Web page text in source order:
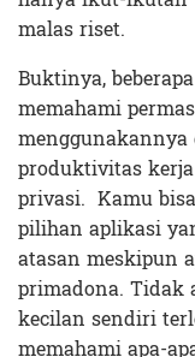
malas riset.
Buktinya,
memahami
menggunakannya
produktivitas
privasi. Kamu
pilihan aplikasi
atasan meskipun
primadona. Tidak
kecilan sendiri
memahami apa-